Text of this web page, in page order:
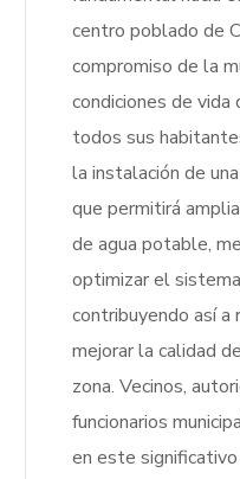
centro poblado de
compromiso de la
condiciones de vida
todos sus
la instalación de
que permitirá
de agua potable,
optimizar el
contribuyendo así a
mejorar la calidad
zona. Vecinos,
funcionarios
en este